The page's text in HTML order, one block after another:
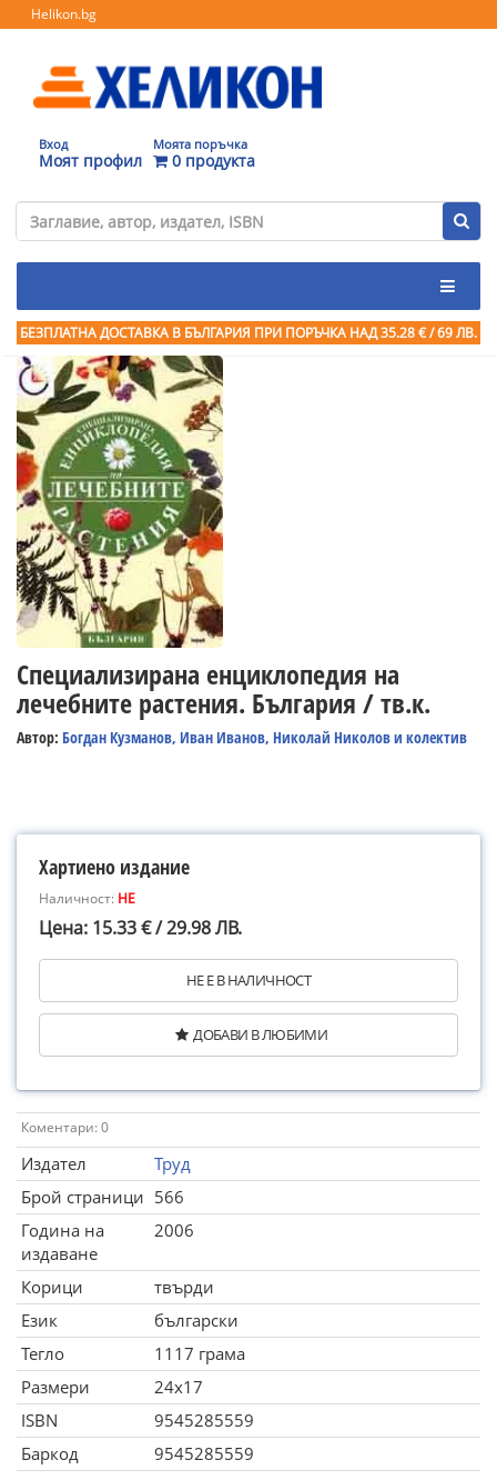
Helikon.bg
Вход
Моят профил
Моята поръчка
0 продукта
БЕЗПЛАТНА ДОСТАВКА В БЪЛГАРИЯ ПРИ ПОРЪЧКА НАД 35.28 € / 69 ЛВ.
Специализирана енциклопедия на
лечебните растения. България / тв.к.
Автор: Богдан Кузманов, Иван Иванов, Николай Николов и колектив
Хартиено издание
Наличност: НЕ
Цена: 15.33 € / 29.98 ЛВ.
НЕ Е В НАЛИЧНОСТ
ДОБАВИ В ЛЮБИМИ
Коментари: 0
Издател
Труд
Брой страници 566
Година на
издаване
2006
Корици
твърди
Език
български
Тегло
1117 грама
Размери
24x17
ISBN
9545285559
Баркод
9545285559